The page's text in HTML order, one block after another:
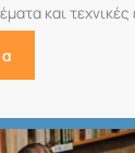
και